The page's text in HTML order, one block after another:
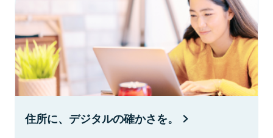
住所に、デジタルの確かさを。